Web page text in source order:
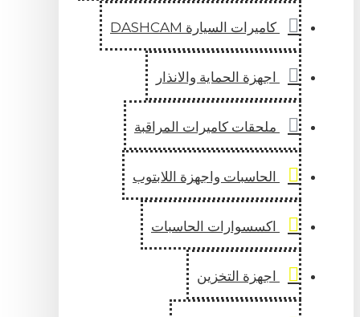
كاميرات السيارة DASHCAM
اجهزة الحماية والانذار
ملحقات كاميرات المراقبة
الحاسبات واجهزة اللابتوب
اكسسوارات الحاسبات
اجهزة التخزين